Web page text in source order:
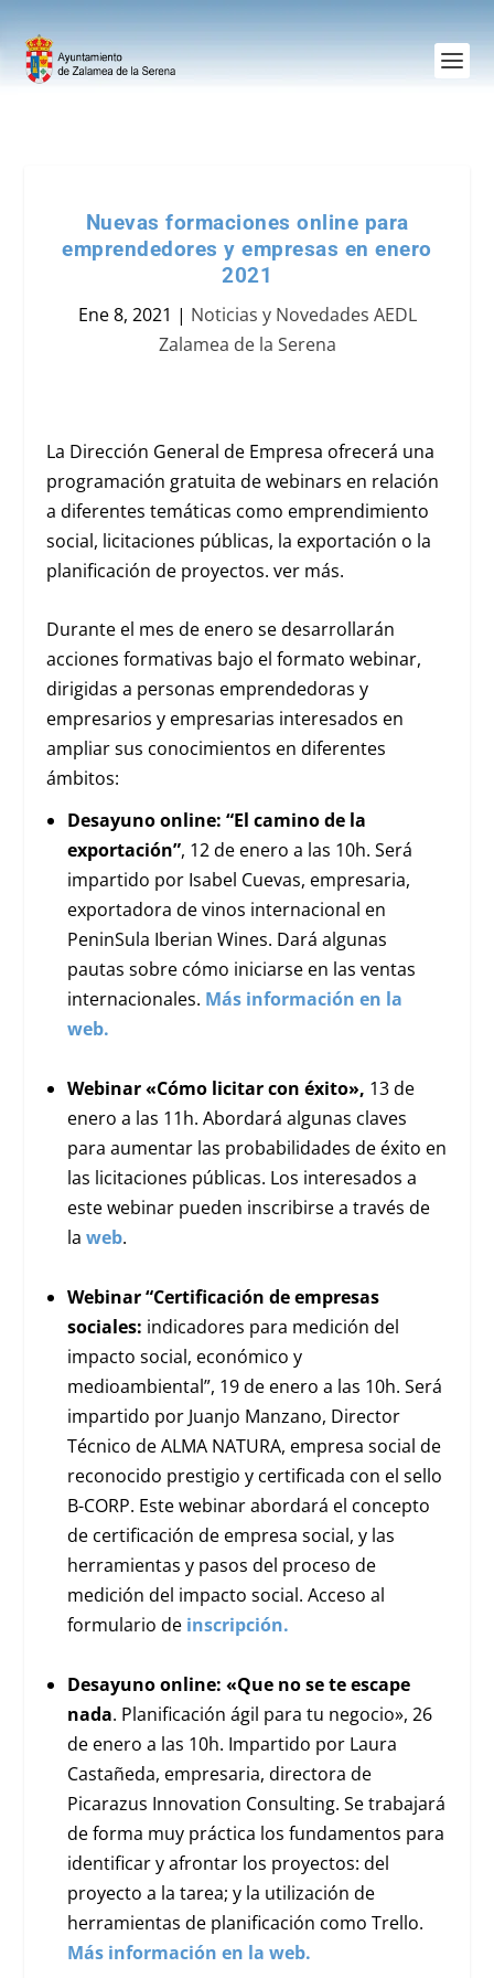
Nuevas formaciones online para
emprendedores y empresas en enero
2021
Ene 8, 2021 | Noticias y Novedades AEDL
Zalamea de la Serena
La Dirección General de Empresa ofrecerá una
programación gratuita de webinars en relación
a diferentes temáticas como emprendimiento
social, licitaciones públicas, la exportación o la
planificación de proyectos. ver más.
Durante el mes de enero se desarrollarán
acciones formativas bajo el formato webinar,
dirigidas a personas emprendedoras y
empresarios y empresarias interesados en
ampliar sus conocimientos en diferentes
ámbitos:
Desayuno online: “El camino de la
exportación”, 12 de enero a las 10h. Será
impartido por Isabel Cuevas, empresaria,
exportadora de vinos internacional en
PeninSula Iberian Wines. Dará algunas
pautas sobre cómo iniciarse en las ventas
internacionales. Más información en la
web.
Webinar «Cómo licitar con éxito», 13 de
enero a las 11h. Abordará algunas claves
para aumentar las probabilidades de éxito en
las licitaciones públicas. Los interesados a
este webinar pueden inscribirse a través de
la web.
Webinar “Certificación de empresas
sociales: indicadores para medición del
impacto social, económico y
medioambiental”, 19 de enero a las 10h. Será
impartido por Juanjo Manzano, Director
Técnico de ALMA NATURA, empresa social de
reconocido prestigio y certificada con el sello
B-CORP. Este webinar abordará el concepto
de certificación de empresa social, y las
herramientas y pasos del proceso de
medición del impacto social. Acceso al
formulario de inscripción.
Desayuno online: «Que no se te escape
nada. Planificación ágil para tu negocio», 26
de enero a las 10h. Impartido por Laura
Castañeda, empresaria, directora de
Picarazus Innovation Consulting. Se trabajará
de forma muy práctica los fundamentos para
identificar y afrontar los proyectos: del
proyecto a la tarea; y la utilización de
herramientas de planificación como Trello.
Más información en la web.